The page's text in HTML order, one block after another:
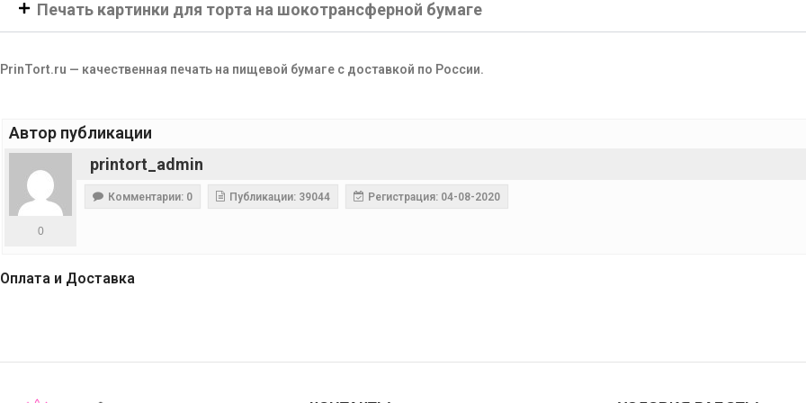
Печать картинки для торта на шокотрансферной бумаге
PrinTort.ru — качественная печать на пищевой бумаге с доставкой по России.
Автор публикации
printort_admin
0
Комментарии: 0 Публикации: 39044 Регистрация: 04-08-2020
Оплата и Доставка